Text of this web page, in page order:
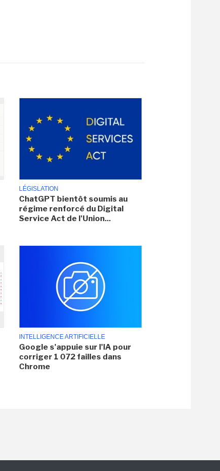
LÉGISLATION
ChatGPT bientôt soumis au
régime renforcé du Digital
Service Act de l'Union...
INTELLIGENCE ARTIFICIELLE
Google s'appuie sur l'IA pour
corriger 1 072 failles dans
Chrome